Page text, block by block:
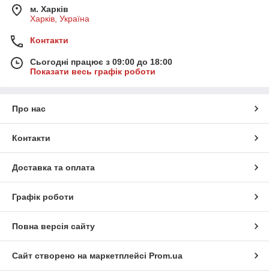
м. Харків
Харків, Україна
Контакти
Сьогодні працює з 09:00 до 18:00
Показати весь графік роботи
Про нас
Контакти
Доставка та оплата
Графік роботи
Повна версія сайту
Сайт створено на маркетплейсі Prom.ua